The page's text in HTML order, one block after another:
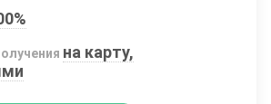
на карту,